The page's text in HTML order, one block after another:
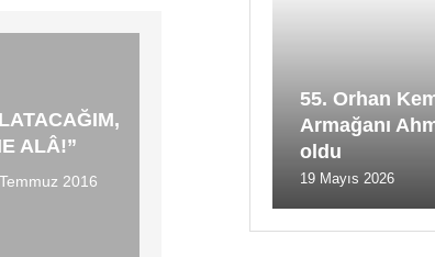
ALÂ!”
2016
55. Orhan
Armağanı
oldu
19 Mayıs 2026